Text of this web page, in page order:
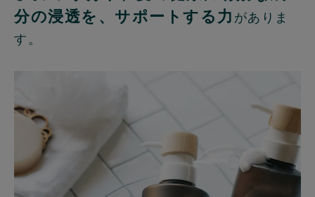
分の浸透を、サポートする力 がありま
す。